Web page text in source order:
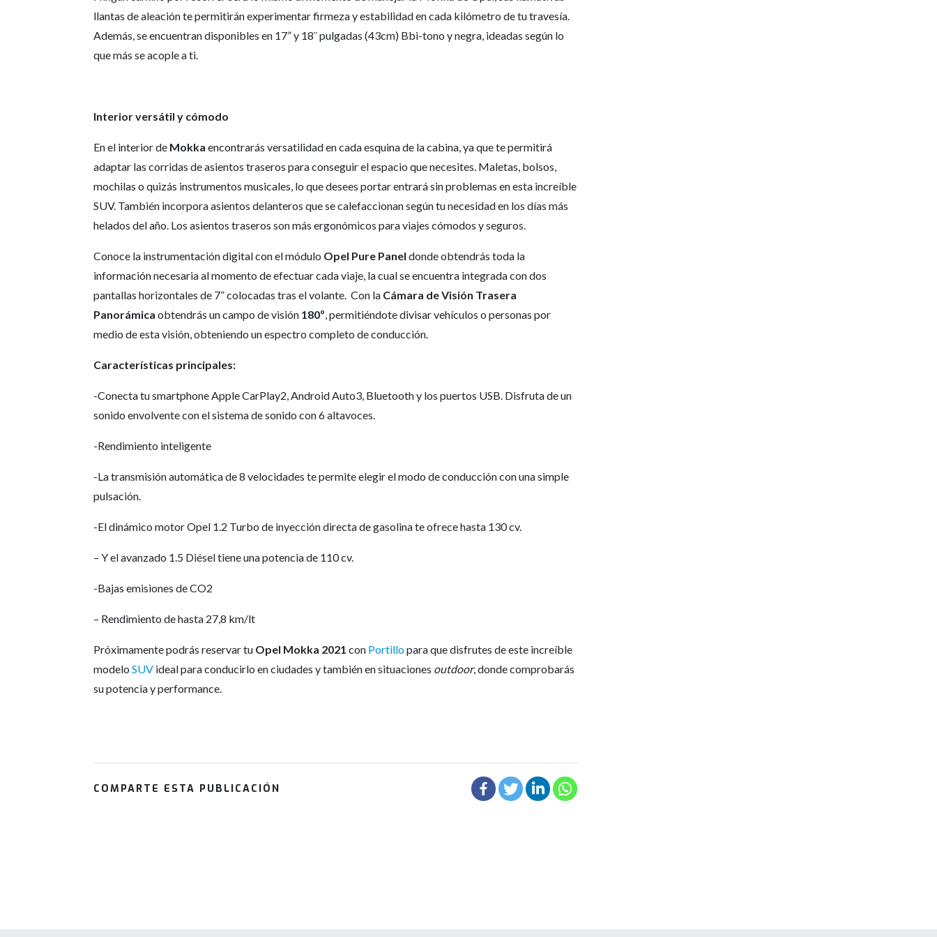
llantas de aleación te permitirán experimentar firmeza y estabilidad en cada kilómetro de tu travesía.
Además, se encuentran disponibles en 17” y 18¨ pulgadas (43cm) Bbi-tono y negra, ideadas según lo
que más se acople a ti.
Interior versátil y cómodo
En el interior de Mokka encontrarás versatilidad en cada esquina de la cabina, ya que te permitirá
adaptar las corridas de asientos traseros para conseguir el espacio que necesites. Maletas, bolsos,
mochilas o quizás instrumentos musicales, lo que desees portar entrará sin problemas en esta increíble
SUV. También incorpora asientos delanteros que se calefaccionan según tu necesidad en los días más
helados del año. Los asientos traseros son más ergonómicos para viajes cómodos y seguros.
Conoce la instrumentación digital con el módulo Opel Pure Panel donde obtendrás toda la
información necesaria al momento de efectuar cada viaje, la cual se encuentra integrada con dos
pantallas horizontales de 7” colocadas tras el volante. Con la Cámara deVisión Trasera
Panorámica obtendrás un campo de visión 180º, permitiéndote divisar vehículos o personas por
medio de esta visión, obteniendo un espectro completo de conducción.
Características principales:
-Conecta tu smartphone Apple CarPlay2, Android Auto3, Bluetooth y los puertos USB. Disfruta de un
sonido envolvente con el sistema de sonido con 6 altavoces.
-Rendimiento inteligente
-La transmisión automática de 8 velocidades te permite elegir el modo de conducción con una simple
pulsación.
-El dinámico motor Opel 1.2 Turbo de inyección directa de gasolina te ofrece hasta 130 cv.
– Y el avanzado 1.5 Diésel tiene una potencia de 110 cv.
-Bajas emisiones de CO2
– Rendimiento de hasta 27,8 km/lt
Próximamente podrás reservar tu Opel Mokka 2021 con Portillopara que disfrutes de este increíble
modelo SUV ideal para conducirlo en ciudades y también en situaciones outdoor, donde comprobarás
su potencia y performance.
COMPARTE ESTA PUBLICACIÓN